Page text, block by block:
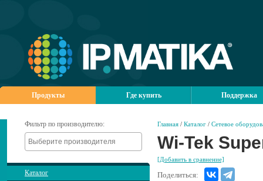
Продукты Где купить Поддержка
Фильтр по производителю:
Каталог
Главная / Каталог / Сетевое
Wi-Tek
[Добавить в сравнение]
Поделиться: